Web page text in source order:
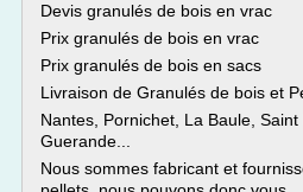
Devis granulés de bois en vrac
Prix granulés de bois en vrac
Prix granulés de bois en sacs
Livraison de Granulés de bois et
Nantes, Pornichet, La Baule,
Guerande...
Nous sommes fabricant et